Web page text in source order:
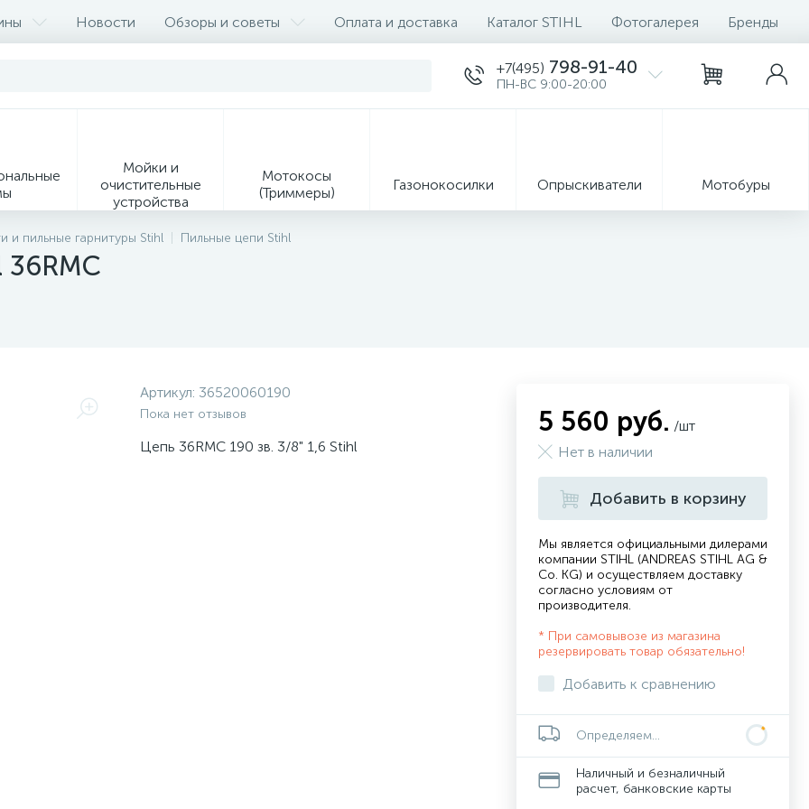
Новости Обзоры и советы Оплата и доставка Каталог STIHL Фотогалерея Бренды
+7(495) 798-91-40
ПН-ВС 9:00-20:00
Мойки и
очистительные
устройства
Мотокосы
(Триммеры)
Газонокосилки Опрыскиватели Мотобуры
Образивно-
и пильные гарнитуры Stihl Пильные цепи Stihl
36RMC
Артикул: 36520060190
Пока нет отзывов
Цепь 36RMС 190 зв. 3/8" 1,6 Stihl
5 560 руб. /шт
Нет в наличии
Добавить в корзину
Мы является официальными дилерами
компании STIHL (ANDREAS STIHL AG &
Co. KG) и осуществляем доставку
согласно условиям от
производителя.
* При самовывозе из магазина
резервировать товар обязательно!
Добавить к сравнению
Определяем...
Наличный и безналичный
расчет, банковские карты